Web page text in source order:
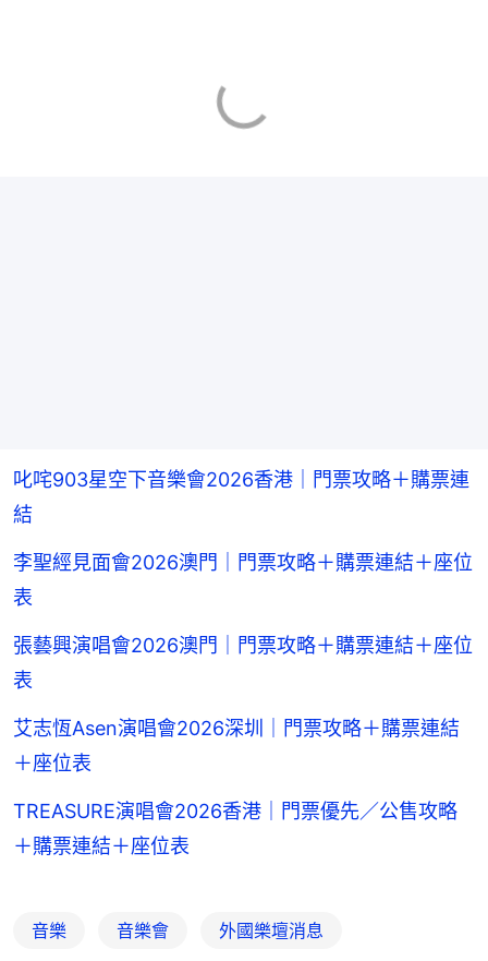
叱咤903星空下音樂會2026香港｜門票攻略＋購票連
結
李聖經見面會2026澳門｜門票攻略＋購票連結＋座位
表
張藝興演唱會2026澳門｜門票攻略＋購票連結＋座位
表
艾志恆Asen演唱會2026深圳｜門票攻略＋購票連結
＋座位表
TREASURE演唱會2026香港｜門票優先／公售攻略
＋購票連結＋座位表
音樂 音樂會 外國樂壇消息